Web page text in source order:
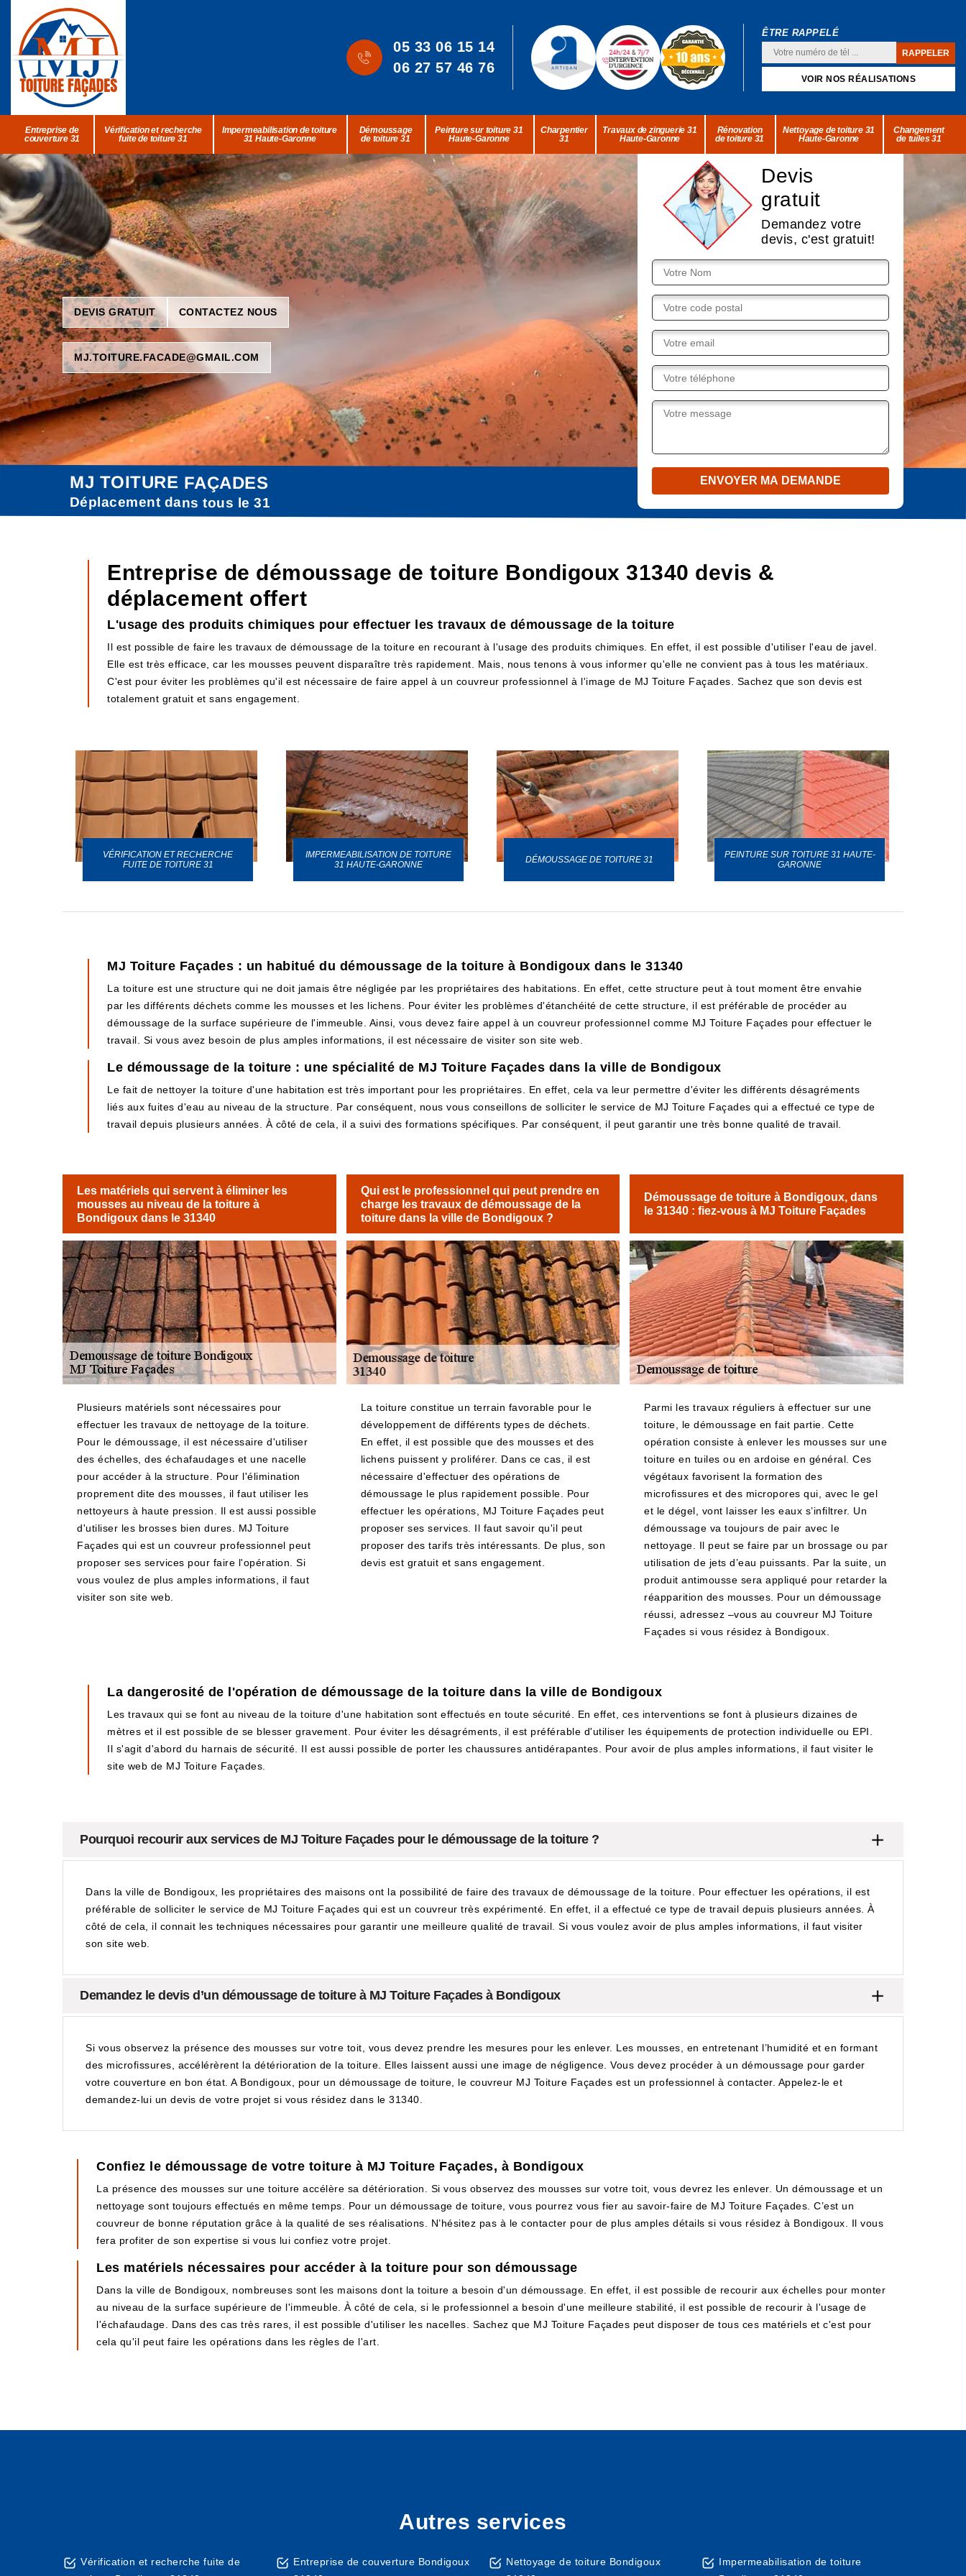
05 33 06 15 14
06 27 57 46 76
ÊTRE RAPPELÉ
VOIR NOS RÉALISATIONS
Entreprise de
couverture 31
Vérification et recherche
fuite de toiture 31
Impermeabilisation de toiture
31 Haute-Garonne
Démoussage
de toiture 31
Peinture sur toiture 31
Haute-Garonne
Charpentier
31
Travaux de zinguerie 31
Haute-Garonne
Rénovation
de toiture 31
Nettoyage de toiture 31
Haute-Garonne
Changement
de tuiles 31
DEVIS GRATUIT CONTACTEZ NOUS
MJ.TOITURE.FACADE@GMAIL.COM
Devis
gratuit
Demandez votre
devis, c'est gratuit!
MJ TOITURE FAÇADES
Déplacement dans tous le 31
Entreprise de démoussage de toiture Bondigoux 31340 devis &
déplacement offert
L'usage des produits chimiques pour effectuer les travaux de démoussage de la toiture
Il est possible de faire les travaux de démoussage de la toiture en recourant à l'usage des produits chimiques. En effet, il est possible d'utiliser l'eau de javel.
Elle est très efficace, car les mousses peuvent disparaître très rapidement. Mais, nous tenons à vous informer qu'elle ne convient pas à tous les matériaux.
C'est pour éviter les problèmes qu'il est nécessaire de faire appel à un couvreur professionnel à l'image de MJ Toiture Façades. Sachez que son devis est
totalement gratuit et sans engagement.
VÉRIFICATION ET RECHERCHE
FUITE DE TOITURE 31
IMPERMEABILISATION DE TOITURE
31 HAUTE-GARONNE
DÉMOUSSAGE DE TOITURE 31
PEINTURE SUR TOITURE 31 HAUTE-
GARONNE
MJ Toiture Façades : un habitué du démoussage de la toiture à Bondigoux dans le 31340
La toiture est une structure qui ne doit jamais être négligée par les propriétaires des habitations. En effet, cette structure peut à tout moment être envahie
par les différents déchets comme les mousses et les lichens. Pour éviter les problèmes d'étanchéité de cette structure, il est préférable de procéder au
démoussage de la surface supérieure de l'immeuble. Ainsi, vous devez faire appel à un couvreur professionnel comme MJ Toiture Façades pour effectuer le
travail. Si vous avez besoin de plus amples informations, il est nécessaire de visiter son site web.
Le démoussage de la toiture : une spécialité de MJ Toiture Façades dans la ville de Bondigoux
Le fait de nettoyer la toiture d'une habitation est très important pour les propriétaires. En effet, cela va leur permettre d'éviter les différents désagréments
liés aux fuites d'eau au niveau de la structure. Par conséquent, nous vous conseillons de solliciter le service de MJ Toiture Façades qui a effectué ce type de
travail depuis plusieurs années. À côté de cela, il a suivi des formations spécifiques. Par conséquent, il peut garantir une très bonne qualité de travail.
Les matériels qui servent à éliminer les
mousses au niveau de la toiture à
Bondigoux dans le 31340
Plusieurs matériels sont nécessaires pour
effectuer les travaux de nettoyage de la toiture.
Pour le démoussage, il est nécessaire d'utiliser
des échelles, des échafaudages et une nacelle
pour accéder à la structure. Pour l'élimination
proprement dite des mousses, il faut utiliser les
nettoyeurs à haute pression. Il est aussi possible
d'utiliser les brosses bien dures. MJ Toiture
Façades qui est un couvreur professionnel peut
proposer ses services pour faire l'opération. Si
vous voulez de plus amples informations, il faut
visiter son site web.
Qui est le professionnel qui peut prendre en
charge les travaux de démoussage de la
toiture dans la ville de Bondigoux ?
La toiture constitue un terrain favorable pour le
développement de différents types de déchets.
En effet, il est possible que des mousses et des
lichens puissent y proliférer. Dans ce cas, il est
nécessaire d'effectuer des opérations de
démoussage le plus rapidement possible. Pour
effectuer les opérations, MJ Toiture Façades peut
proposer ses services. Il faut savoir qu'il peut
proposer des tarifs très intéressants. De plus, son
devis est gratuit et sans engagement.
Démoussage de toiture à Bondigoux, dans
le 31340 : fiez-vous à MJ Toiture Façades
Parmi les travaux réguliers à effectuer sur une
toiture, le démoussage en fait partie. Cette
opération consiste à enlever les mousses sur une
toiture en tuiles ou en ardoise en général. Ces
végétaux favorisent la formation des
microfissures et des micropores qui, avec le gel
et le dégel, vont laisser les eaux s’infiltrer. Un
démoussage va toujours de pair avec le
nettoyage. Il peut se faire par un brossage ou par
utilisation de jets d’eau puissants. Par la suite, un
produit antimousse sera appliqué pour retarder la
réapparition des mousses. Pour un démoussage
réussi, adressez –vous au couvreur MJ Toiture
Façades si vous résidez à Bondigoux.
La dangerosité de l'opération de démoussage de la toiture dans la ville de Bondigoux
Les travaux qui se font au niveau de la toiture d'une habitation sont effectués en toute sécurité. En effet, ces interventions se font à plusieurs dizaines de
mètres et il est possible de se blesser gravement. Pour éviter les désagréments, il est préférable d'utiliser les équipements de protection individuelle ou EPI.
Il s'agit d'abord du harnais de sécurité. Il est aussi possible de porter les chaussures antidérapantes. Pour avoir de plus amples informations, il faut visiter le
site web de MJ Toiture Façades.
Pourquoi recourir aux services de MJ Toiture Façades pour le démoussage de la toiture ?
Dans la ville de Bondigoux, les propriétaires des maisons ont la possibilité de faire des travaux de démoussage de la toiture. Pour effectuer les opérations, il est
préférable de solliciter le service de MJ Toiture Façades qui est un couvreur très expérimenté. En effet, il a effectué ce type de travail depuis plusieurs années. À
côté de cela, il connait les techniques nécessaires pour garantir une meilleure qualité de travail. Si vous voulez avoir de plus amples informations, il faut visiter
son site web.
Demandez le devis d’un démoussage de toiture à MJ Toiture Façades à Bondigoux
Si vous observez la présence des mousses sur votre toit, vous devez prendre les mesures pour les enlever. Les mousses, en entretenant l’humidité et en formant
des microfissures, accélérèrent la détérioration de la toiture. Elles laissent aussi une image de négligence. Vous devez procéder à un démoussage pour garder
votre couverture en bon état. A Bondigoux, pour un démoussage de toiture, le couvreur MJ Toiture Façades est un professionnel à contacter. Appelez-le et
demandez-lui un devis de votre projet si vous résidez dans le 31340.
Confiez le démoussage de votre toiture à MJ Toiture Façades, à Bondigoux
La présence des mousses sur une toiture accélère sa détérioration. Si vous observez des mousses sur votre toit, vous devrez les enlever. Un démoussage et un
nettoyage sont toujours effectués en même temps. Pour un démoussage de toiture, vous pourrez vous fier au savoir-faire de MJ Toiture Façades. C’est un
couvreur de bonne réputation grâce à la qualité de ses réalisations. N’hésitez pas à le contacter pour de plus amples détails si vous résidez à Bondigoux. Il vous
fera profiter de son expertise si vous lui confiez votre projet.
Les matériels nécessaires pour accéder à la toiture pour son démoussage
Dans la ville de Bondigoux, nombreuses sont les maisons dont la toiture a besoin d'un démoussage. En effet, il est possible de recourir aux échelles pour monter
au niveau de la surface supérieure de l'immeuble. À côté de cela, si le professionnel a besoin d'une meilleure stabilité, il est possible de recourir à l'usage de
l'échafaudage. Dans des cas très rares, il est possible d'utiliser les nacelles. Sachez que MJ Toiture Façades peut disposer de tous ces matériels et c'est pour
cela qu'il peut faire les opérations dans les règles de l'art.
Autres services
Vérification et recherche fuite de
Entreprise de couverture Bondigoux
Nettoyage de toiture Bondigoux
Impermeabilisation de toiture